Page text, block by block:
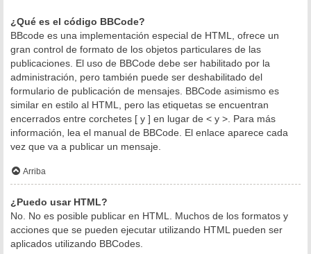
¿Qué es el código BBCode?
BBcode es una implementación especial de HTML, ofrece un
gran control de formato de los objetos particulares de las
publicaciones. El uso de BBCode debe ser habilitado por la
administración, pero también puede ser deshabilitado del
formulario de publicación de mensajes. BBCode asimismo es
similar en estilo al HTML, pero las etiquetas se encuentran
encerrados entre corchetes [ y ] en lugar de < y >. Para más
información, lea el manual de BBCode. El enlace aparece cada
vez que va a publicar un mensaje.
Arriba
¿Puedo usar HTML?
No. No es posible publicar en HTML. Muchos de los formatos y
acciones que se pueden ejecutar utilizando HTML pueden ser
aplicados utilizando BBCodes.